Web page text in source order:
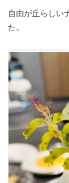
自由が丘らしい
た。